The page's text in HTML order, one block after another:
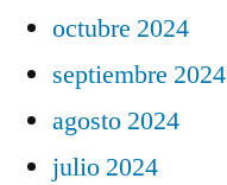
octubre 2024
septiembre 2024
agosto 2024
julio 2024